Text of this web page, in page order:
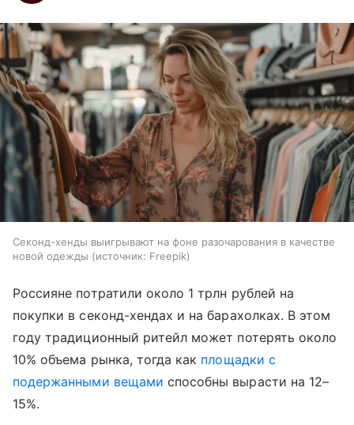
Секонд-хенды выигрывают на фоне разочарования в качестве
новой одежды
источник: Freepik
Россияне потратили около 1 трлн рублей на
покупки в секонд-хендах и на барахолках. В этом
году традиционный ритейл может потерять около
10% объема рынка, тогда как площадки с
подержанными вещами способны вырасти на 12–
15%.